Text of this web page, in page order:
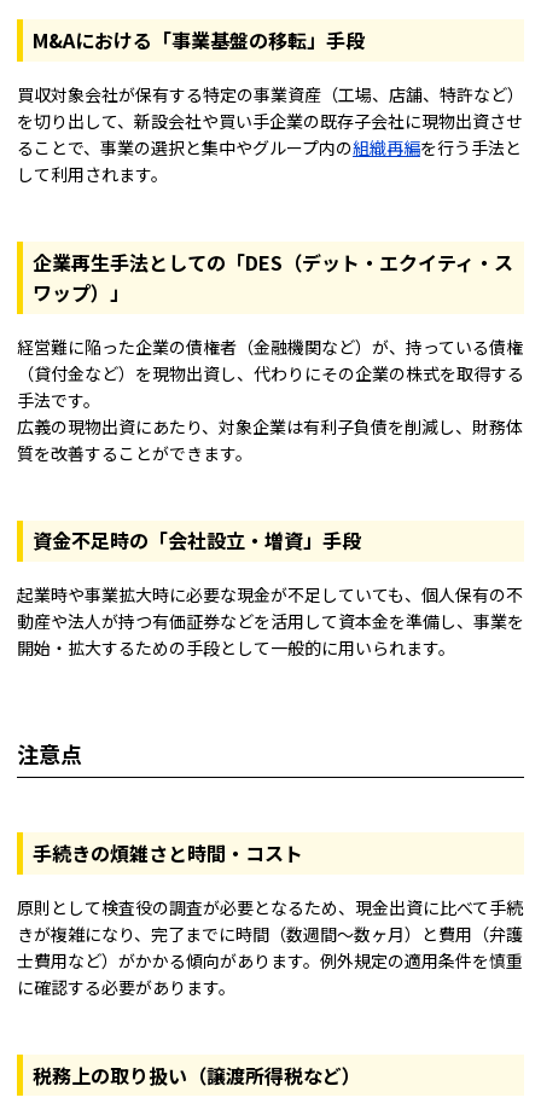
M&Aにおける「事業基盤の移転」手段
買収対象会社が保有する特定の事業資産（工場、店舗、特許など）
を切り出して、新設会社や買い手企業の既存子会社に現物出資させ
ることで、事業の選択と集中やグループ内の組織再編を行う手法と
して利用されます。
企業再生手法としての「DES（デット・エクイティ・ス
ワップ）」
経営難に陥った企業の債権者（金融機関など）が、持っている債権
（貸付金など）を現物出資し、代わりにその企業の株式を取得する
手法です。
広義の現物出資にあたり、対象企業は有利子負債を削減し、財務体
質を改善することができます。
資金不足時の「会社設立・増資」手段
起業時や事業拡大時に必要な現金が不足していても、個人保有の不
動産や法人が持つ有価証券などを活用して資本金を準備し、事業を
開始・拡大するための手段として一般的に用いられます。
注意点
手続きの煩雑さと時間・コスト
原則として検査役の調査が必要となるため、現金出資に比べて手続
きが複雑になり、完了までに時間（数週間～数ヶ月）と費用（弁護
士費用など）がかかる傾向があります。例外規定の適用条件を慎重
に確認する必要があります。
税務上の取り扱い（譲渡所得税など）